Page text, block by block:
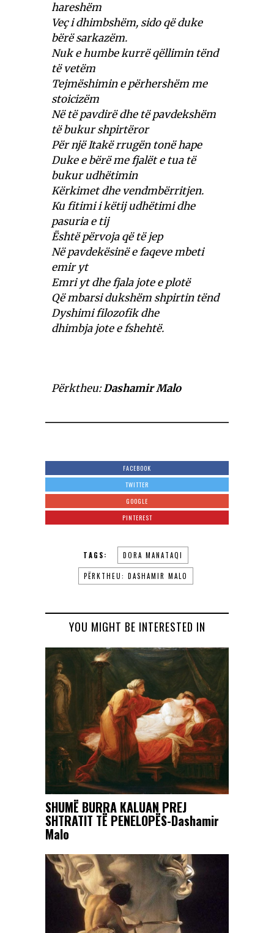
hareshëm
Veç i dhimbshëm, sido që duke
bërë sarkazëm.
Nuk e humbe kurrë qëllimin tënd
të vetëm
Tejmëshimin e përhershëm me
stoicizëm
Në të pavdirë dhe të pavdekshëm
të bukur shpirtëror
Për një Itakë rrugën tonë hape
Duke e bërë me fjalët e tua të
bukur udhëtimin
Kërkimet dhe vendmbërritjen.
Ku fitimi i këtij udhëtimi dhe
pasuria e tij
Është përvoja që të jep
Në pavdekësinë e faqeve mbeti
emir yt
Emri yt dhe fjala jote e plotë
Që mbarsi dukshëm shpirtin tënd
Dyshimi filozofik dhe
dhimbja jote e fshehtë.
Përktheu:Dashamir Malo
FACEBOOK
TWITTER
GOOGLE
PINTEREST
TAGS: DORA MANATAQI
PËRKTHEU: DASHAMIR MALO
YOU MIGHT BE INTERESTED IN
SHUMË BURRA KALUAN PREJ
SHTRATIT TË PENELOPËS-Dashamir
Malo